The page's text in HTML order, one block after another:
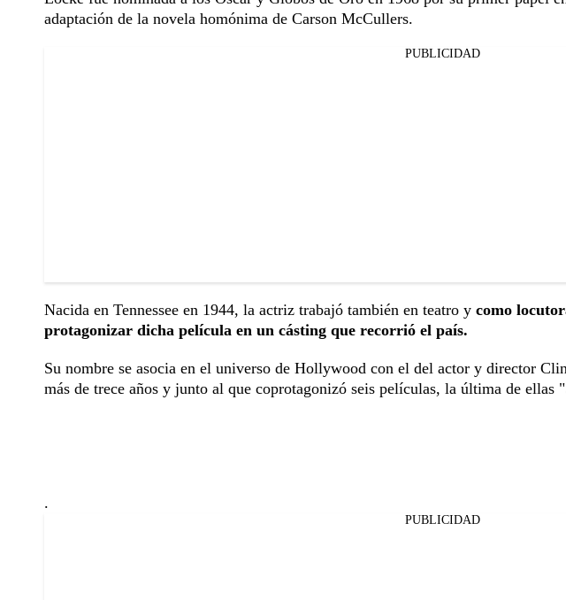
adaptación de la novela homónima de Carson McCullers.
PUBLICIDAD
Nacida en Tennessee en 1944, la actriz trabajó también en teatro y como
protagonizar dicha película en un cásting que recorrió el país.
Su nombre se asocia en el universo de Hollywood con el del actor y director
más de trece años y junto al que coprotagonizó seis películas, la última de ellas
.
PUBLICIDAD